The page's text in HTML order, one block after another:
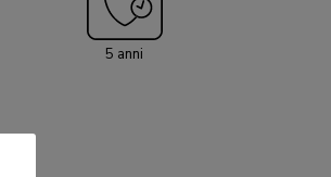
5 anni